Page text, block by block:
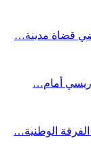
قضاة مدينة…
أمام…
الوطنية…